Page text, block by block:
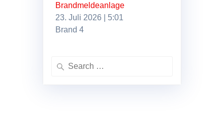
Brandmeldeanlage
23. Juli 2026
5:01
Brand 4
Search